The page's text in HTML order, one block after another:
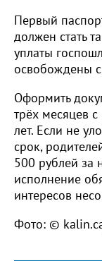
Первый
должен стать
уплаты
освобождены
Оформить
трёх месяцев
лет. Если не
срок,
500 рублей за
исполнение
интересов
Фото: ©